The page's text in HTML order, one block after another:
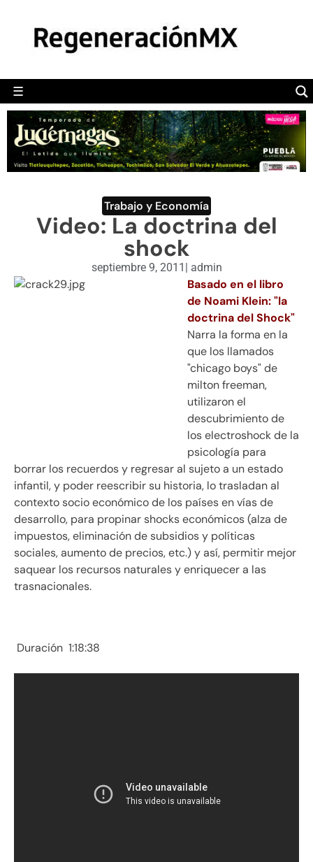
☰
POLÍTICA
CAMALEÓN
OPINIÓN
DEPORTES
ENGLISH SECTION
VIDEOS
Trabajo y Economía
Video: La doctrina del
shock
septiembre 9, 2011 | admin
Basado en el libro
de Noami Klein: "la
doctrina del Shock"
Narra la forma en la
que los llamados
"chicago boys" de
milton freeman,
utilizaron el
descubrimiento de
los electroshock de la
psicología para
borrar los recuerdos y regresar al sujeto a un estado
infantil, y poder reescribir su historia, lo trasladan al
contexto socio económico de los países en vías de
desarrollo, para propinar shocks económicos (alza de
impuestos, eliminación de subsidios y políticas
sociales, aumento de precios, etc.) y así, permitir mejor
saquear los recursos naturales y enriquecer a las
trasnacionales.
Duración 1:18:38